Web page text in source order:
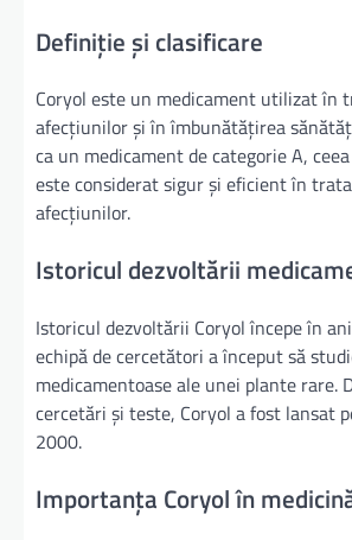
Definiție și clasificare
Coryol este un medicament utilizat în
afecțiunilor și în îmbunătățirea
ca un medicament de categorie A,
este considerat sigur și eficient în
afecțiunilor.
Istoricul dezvoltării
Istoricul dezvoltării Coryol începe în
echipă de cercetători a început să
medicamentoase ale unei plante rare.
cercetări și teste, Coryol a fost lansat
2000.
Importanța Coryol în